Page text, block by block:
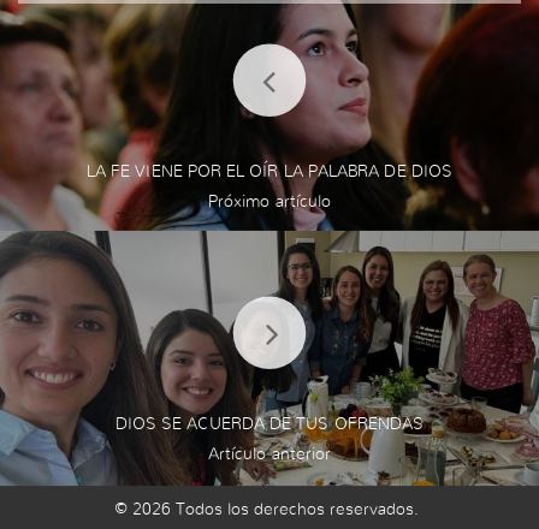
LA FE VIENE POR EL OÍR LA PALABRA DE DIOS
DIOS SE ACUERDA DE TUS OFRENDAS
© 2026 Todos los derechos reservados.